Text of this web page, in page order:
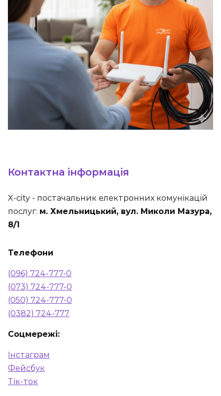
Контактна інформація
X-city - постачальник електронних комунікацій
послуг: м. Хмельницький, вул. Миколи Мазура,
8/1
Телефони
(096) 724-777-0
(073) 724-777-0
(050) 724-777-0
(0382) 724-777
Соцмережі:
Інстаграм
Фейсбук
Тік-ток